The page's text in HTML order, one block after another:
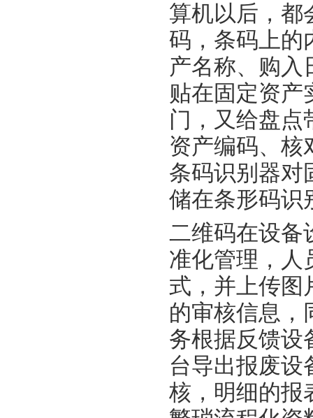
算机以后，都
码，条码上的
产名称、购入
贴在固定资产
门，又给盘点
资产编码、核
条码识别器对
储在条形码识
二维码在设备
准化管理，人
式，并上传图
的审核信息，
务根据反馈设
台导出报废设
核，明细的报